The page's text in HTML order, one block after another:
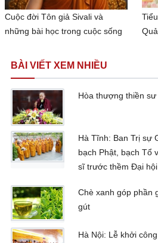
Cuộc đời Tôn giả Sivali và
những bài học trong cuộc sống
BÀI VIẾT XEM NHIỀU
Hòa thượng thiền sư
Hà Tĩnh: Ban Trị sự
bạch Phật, bạch Tổ
sĩ trước thềm Đại
Chè xanh góp phần
gút
Hà Nội: Lễ khởi